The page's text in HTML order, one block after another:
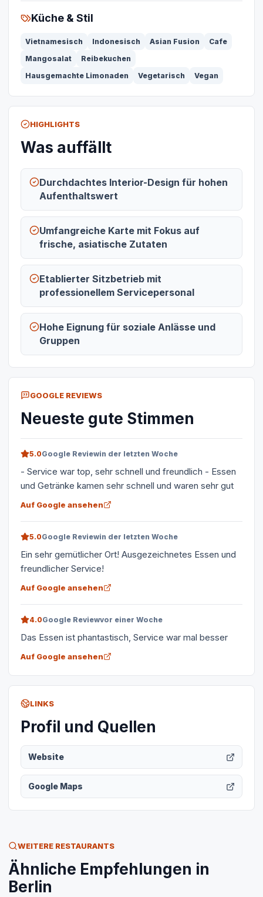
Küche & Stil
Vietnamesisch Indonesisch Asian Fusion
Cafe
Mangosalat
Reibekuchen
Hausgemachte Limonaden
Vegetarisch Vegan
HIGHLIGHTS
Was auffällt
Durchdachtes Interior-Design für hohen
Aufenthaltswert
Umfangreiche Karte mit Fokus auf
frische, asiatische Zutaten
Etablierter Sitzbetrieb mit
professionellem Servicepersonal
Hohe Eignung für soziale Anlässe und
Gruppen
GOOGLE REVIEWS
Neueste gute Stimmen
5.0Google Reviewin der letzten Woche
- Service war top, sehr schnell und freundlich - Essen
und Getränke kamen sehr schnell und waren sehr gut
Auf Google ansehen
5.0Google Reviewin der letzten Woche
Ein sehr gemütlicher Ort! Ausgezeichnetes Essen und
freundlicher Service!
Auf Google ansehen
4.0Google Reviewvor einer Woche
Das Essen ist phantastisch, Service war mal besser
Auf Google ansehen
LINKS
Profil und Quellen
Website
Google Maps
WEITERE RESTAURANTS
Ähnliche Empfehlungen in
Berlin